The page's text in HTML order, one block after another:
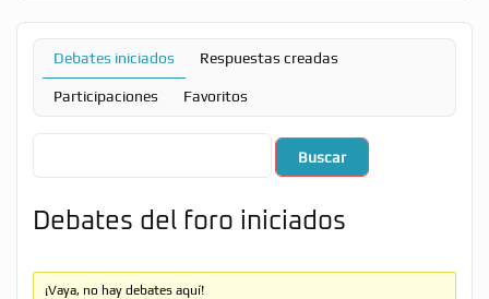
Debates iniciados Respuestas creadas
Participaciones Favoritos
Debates del foro iniciados
¡Vaya, no hay debates aquí!